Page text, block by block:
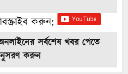
করুন:
সর্বশেষ খবর পেতে
করুন